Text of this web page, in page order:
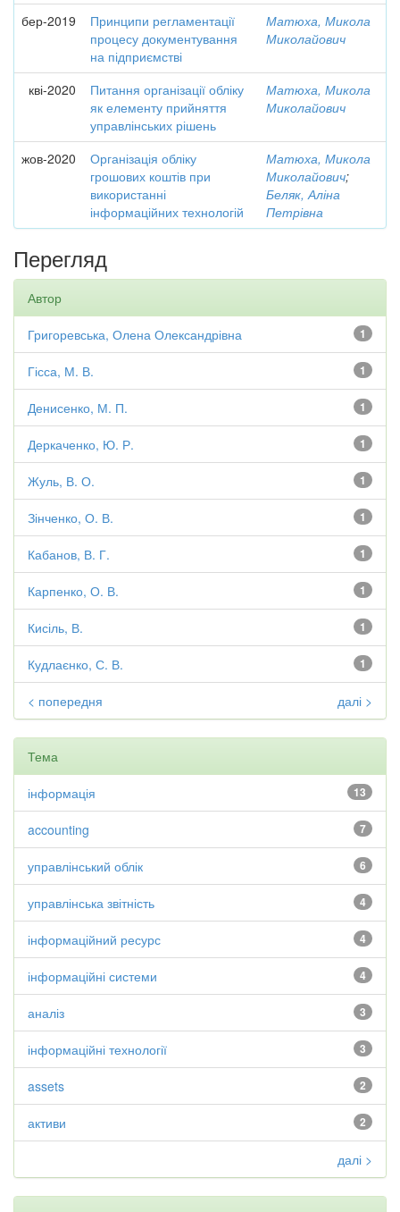
бер-2019
Принципи регламентації
процесу документування
на підприємстві
Матюха, Микола
Миколайович
кві-2020
Питання організації обліку
як елементу прийняття
управлінських рішень
Матюха, Микола
Миколайович
жов-2020
Організація обліку
грошових коштів при
використанні
інформаційних технологій
Матюха, Микола
Миколайович;
Беляк, Аліна
Петрівна
Перегляд
Автор
1
Григоревська, Олена Олександрівна
1
Гісса, М. В.
1
Денисенко, М. П.
1
Деркаченко, Ю. Р.
1
Жуль, В. О.
1
Зінченко, О. В.
1
Кабанов, В. Г.
1
Карпенко, О. В.
1
Кисіль, В.
1
Кудлаєнко, С. В.
< попередня далі >
Тема
13
інформація
7
accounting
6
управлінський облік
4
управлінська звітність
4
інформаційний ресурс
4
інформаційні системи
3
аналіз
3
інформаційні технології
2
assets
2
активи
далі >